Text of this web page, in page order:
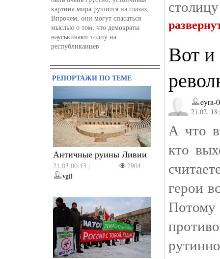
картина мира рушится на глазах.
Впрочем, они могут спасаться
мыслью о том, что демократы
науськивают толпу на
республиканцев
РЕПОРТАЖИ ПО ТЕМЕ
Античные руины Ливии
21.03 00:43 |
2904
vgil
Вот
eyra-
21.02.
А что
кто
герои